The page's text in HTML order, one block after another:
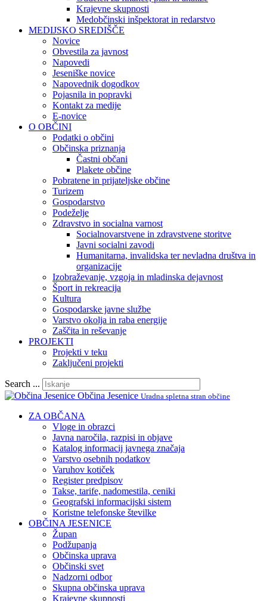
Krajevne skupnosti
Medobčinski inšpektorat in redarstvo
MEDIJSKO SREDIŠČE
Novice
Obvestila za javnost
Napovedi
Jeseniške novice
Napovednik dogodkov
Pojasnila in popravki
Kontakt za medije
E-novice
O OBČINI
Podatki o občini
Občinska priznanja
Častni občani
Plakete občine
Pobratene in prijateljske občine
Turizem
Gospodarstvo
Podeželje
Zdravstvo in socialna varnost
Socialnovarstvene in zdravstvene storitve
Javni socialni zavodi
Humanitarna, invalidska ter nevladna društva in
organizacije
Izobraževanje, vzgoja in mladinska dejavnost
Šport in rekreacija
Kultura
Gospodarske javne službe
Varstvo okolja in raba energije
Zaščita in reševanje
PROJEKTI
Projekti v teku
Zaključeni projekti
Search ...
Občina Jesenice Uradna spletna stran občine
ZA OBČANA
Vloge in obrazci
Javna naročila, razpisi in objave
Katalog informacij javnega značaja
Varstvo osebnih podatkov
Varuhov kotiček
Register predpisov
Takse, tarife, nadomestila, ceniki
Geografski informacijski sistem
Koristne telefonske številke
OBČINA JESENICE
Župan
Podžupanja
Občinska uprava
Občinski svet
Nadzorni odbor
Skupna občinska uprava
Krajevne skupnosti